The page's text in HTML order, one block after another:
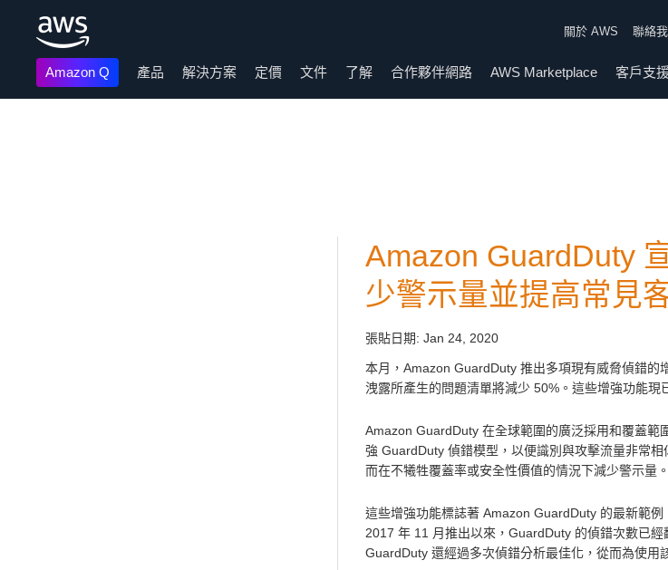
關於 AWS 聯絡
Amazon Q 產品 解決方案 定價 文件 了解 合作夥伴網路 AWS Marketplace 客戶支
Amazon GuardDuty
少警示量並提高常見
張貼日期: Jan 24, 2020
本月，Amazon GuardDuty 推出多項現有威脅偵錯的
洩露所產生的問題清單將減少 50%。這些增強功能
Amazon GuardDuty 在全球範圍的廣泛採用和覆蓋範
強 GuardDuty 偵錯模型，以便識別與攻擊流量非常
而在不犧牲覆蓋率或安全性價值的情況下減少警示量
這些增強功能標誌著 Amazon GuardDuty 的最新範
2017 年 11 月推出以來，GuardDuty 的偵錯次數已
GuardDuty 還經過多次偵錯分析最佳化，從而為使用